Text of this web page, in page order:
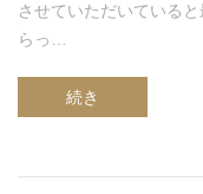
させていただいている
らっ…
続き